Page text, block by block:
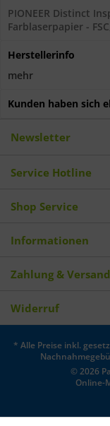
PIONEER Distinct
Farblaserpapier -
Herstellerinfo
mehr
Kunden haben sich
Newsletter
Service Hotline
Shop Service
Informationen
Zahlung & Versand
Widerruf
* Alle Preise inkl.
© 2026
Online-